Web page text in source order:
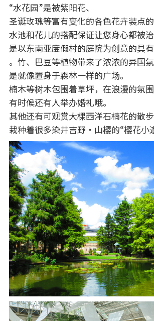
“水花园”是被紫阳花、
圣诞玫瑰等富有变化的各色花卉装点的
水池和花儿的搭配保证让您身心都被
是以东南亚度假村的庭院为创意的具
。竹、巴豆等植物带来了浓浓的异国
是就像置身于森林一样的广场。
楠木等树木包围着草坪，在浪漫的氛围
有时候还有人举办婚礼哦。
其他还有可观赏大棵西洋石楠花的散步
栽种着很多染井吉野・山樱的“樱花小